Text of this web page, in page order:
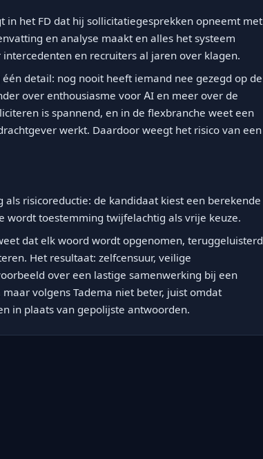
in het FD dat hij sollicitatiegesprekken opneemt met
en analyse maakt en alles het systeem
en recruiters al jaren over klagen.
detail: nog nooit heeft iemand nee gezegd op de
over enthousiasme voor AI en meer over de
is spannend, en in de flexbranche weet een
werkt. Daardoor weegt het risico van een
als risicoreductie: de kandidaat kiest een berekende
wordt toestemming twijfelachtig als vrije keuze.
dat elk woord wordt opgenomen, teruggeluisterd
Het resultaat: zelfcensuur, veilige
over een lastige samenwerking bij een
volgens Tadema niet beter, juist omdat
in plaats van gepolijste antwoorden.